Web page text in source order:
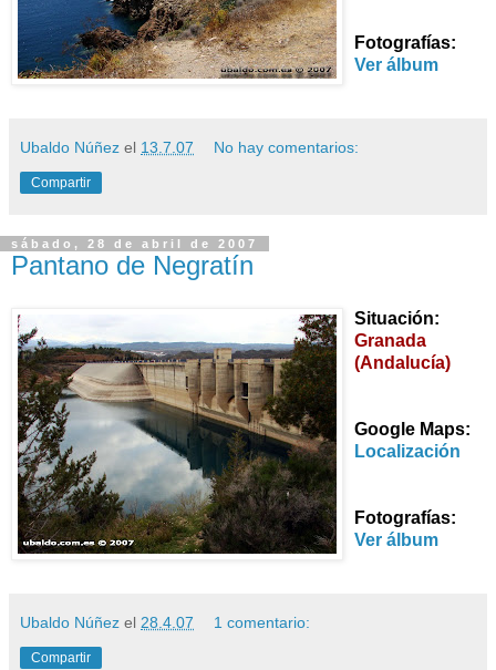
Fotografías:
Ver álbum
Ubaldo Núñez el 13.7.07 No hay comentarios:
Compartir
sábado, 28 de abril de 2007
Pantano de Negratín
Situación:
Granada
(Andalucía)
Google Maps:
Localización
Fotografías:
Ver álbum
Ubaldo Núñez el 28.4.07 1 comentario:
Compartir